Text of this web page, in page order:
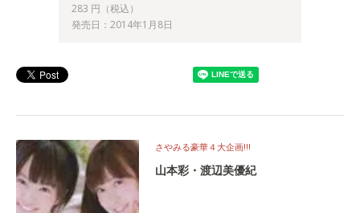
283 円（税込）
発売日：2014年1月8日
さやみる豪華４大企画!!!
山本彩・渡辺美優紀